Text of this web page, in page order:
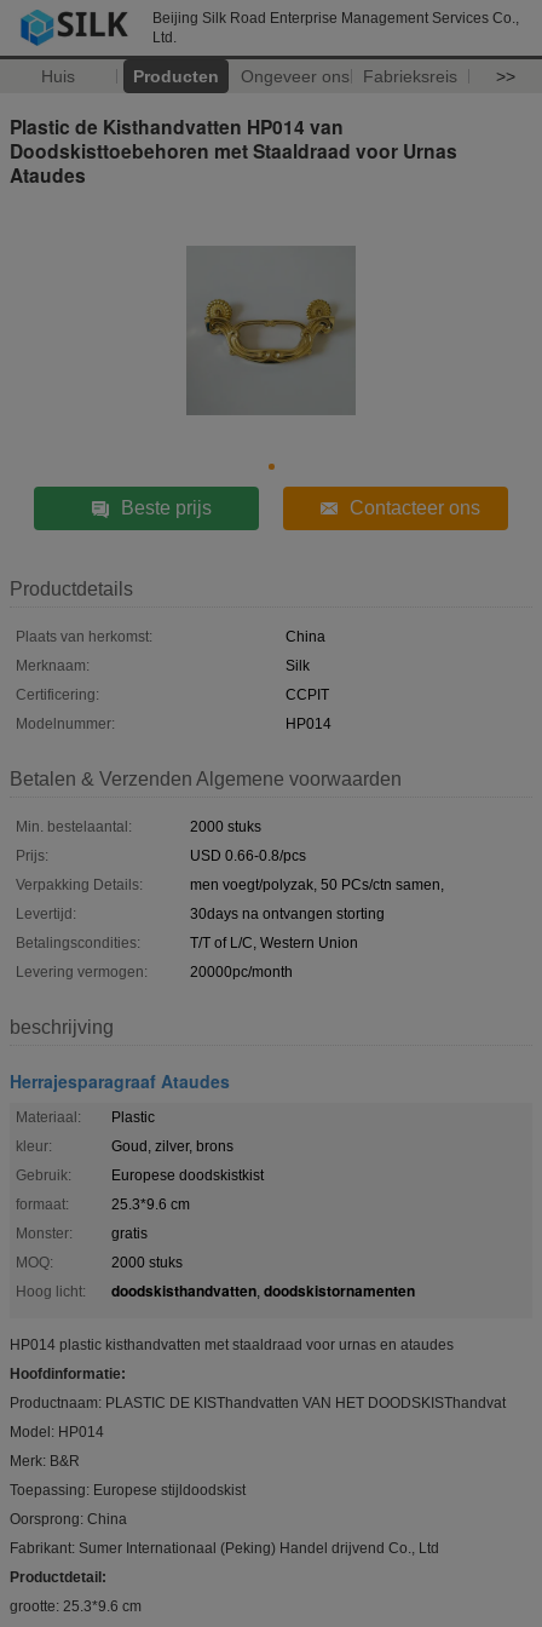
Beijing Silk Road Enterprise Management Services Co.,
Ltd.
Huis Producten Ongeveer ons Fabrieksreis >>
Plastic de Kisthandvatten HP014 van
Doodskisttoebehoren met Staaldraad voor Urnas
Ataudes
Beste prijs Contacteer ons
Productdetails
Plaats van herkomst:
China
Merknaam:
Silk
Certificering:
CCPIT
Modelnummer:
HP014
Betalen & Verzenden Algemene voorwaarden
Min. bestelaantal:
2000 stuks
Prijs:
USD 0.66-0.8/pcs
Verpakking Details:
men voegt/polyzak, 50 PCs/ctn samen,
Levertijd:
30days na ontvangen storting
Betalingscondities:
T/T of L/C, Western Union
Levering vermogen:
20000pc/month
beschrijving
Herrajesparagraaf Ataudes
Materiaal:
Plastic
kleur:
Goud, zilver, brons
Gebruik:
Europese doodskistkist
formaat:
25.3*9.6 cm
Monster:
gratis
MOQ:
2000 stuks
Hoog licht:
doodskisthandvatten, doodskistornamenten
HP014 plastic kisthandvatten met staaldraad voor urnas en ataudes
Hoofdinformatie:
Productnaam: PLASTIC DE KISThandvatten VAN HET DOODSKISThandvat
Model: HP014
Merk: B&R
Toepassing: Europese stijldoodskist
Oorsprong: China
Fabrikant: Sumer Internationaal (Peking) Handel drijvend Co., Ltd
Productdetail:
grootte: 25.3*9.6 cm